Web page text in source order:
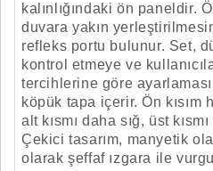
kalınlığındaki ön paneldir.
duvara yakın
refleks portu bulunur. Set,
kontrol etmeye ve
tercihlerine göre
köpük tapa içerir. Ön
alt kısmı daha sığ, üst
Çekici tasarım, manyetik
olarak şeffaf ızgara ile